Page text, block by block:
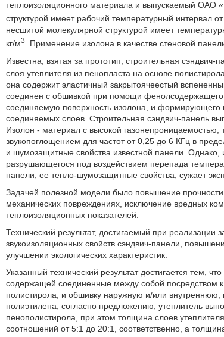
теплоизоляционного материала и выпускаемый ОАО
структурой имеет рабочий температурный интервал
несшитой молекулярной структурой имеет
кг/м3
. Применение изолона в качестве стеновой
Известна, взятая за прототип, строительная
слоя утеплителя из пенопласта на основе
она содержит эластичный закрытоячеестый
соединен с обшивкой при помощи фенолсодержащего
соединяемую поверхность изолона, и формирующего
соединяемых слоев. Строительная сэндвич-панель
Изолон - материал с высокой
звукопоглощением для частот от 0,25 до 6 КГц в
и шумозащитные свойства известной панели. Однако,
разрушающегося под воздействием перепада
панели, ее тепло-шумозащитные свойства, сужает
Задачей полезной модели было повышение
механических повреждениях, исключение вредных
теплоизоляционных показателей.
Технический результат, достигаемый при
звукоизоляционных свойств сэндвич-панели,
улучшении экологических характеристик.
Указанный технический результат достигается тем,
содержащей соединенные между собой посредством
полистирола, и обшивку наружную и/или
полиэтилена, согласно предложению, утеплитель
пенополистирола, при этом толщина слоев
соотношений от 5:1 до 20:1, соответственно, а